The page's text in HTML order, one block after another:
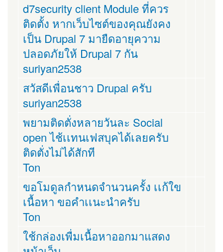
d7security client Module ที่ควร
ติดตั้ง หากเว็บไซต์ของคุณยังคง
เป็น Drupal 7 มายืดอายุความ
ปลอดภัยให้ Drupal 7 กัน
suriyan2538
สวัสดีเพื่อนชาว Drupal ครับ
suriyan2538
พยามติดตั่งหลายวันละ Social
open ไช้เเทนเฟสบุคได้เลยครับ
ติดตั่งไม่ได้สักที
Ton
ขอโมดูลกำหนดจำนวนครั้ง เเก้ใข
เนื้อหา ขอคำเเนะนำครับ
Ton
ใช้กล่องเพื่มเนื้อหาออกมาแสดง